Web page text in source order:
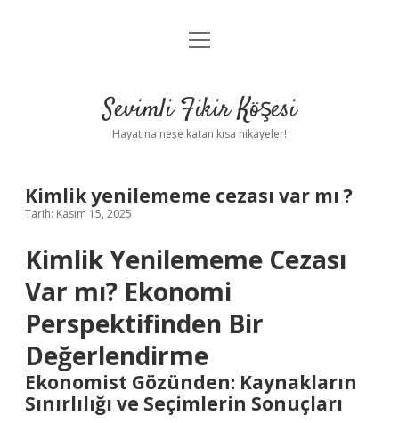
Anasayfa
Yasal Uyarı
menüyü
Sevimli Fikir Köşesi
Hayatına neşe katan kısa hikayeler!
Kimlik yenilememe cezası var mı ?
Tarih: Kasım 15, 2025
Kimlik Yenilememe Cezası
Var mı? Ekonomi
Perspektifinden Bir
Değerlendirme
Ekonomist Gözünden: Kaynakların
Sınırlılığı ve Seçimlerin Sonuçları